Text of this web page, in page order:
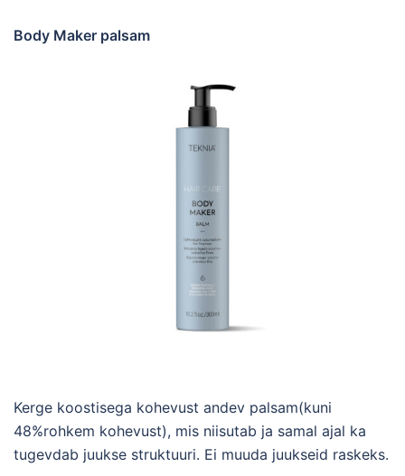
Body Maker palsam
Kerge koostisega kohevust andev palsam(kuni
48%rohkem kohevust), mis niisutab ja samal ajal ka
tugevdab juukse struktuuri. Ei muuda juukseid raskeks.